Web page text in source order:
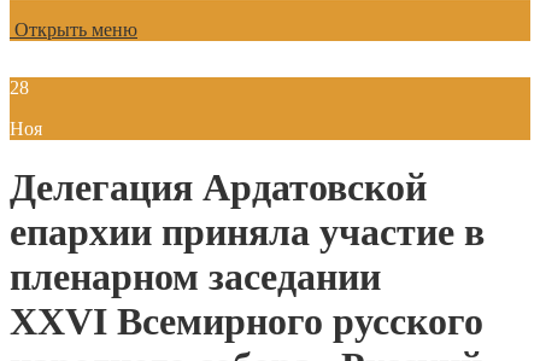
Открыть меню
28
Ноя
Делегация Ардатовской
епархии приняла участие в
пленарном заседании
XXVI Всемирного русского